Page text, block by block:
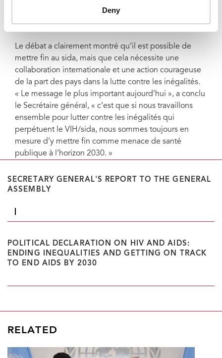
Deny
discriminatoires qui empêchent certaines personnes
Le débat a clairement montré qu’il est possible de
mettre fin au sida, mais que cela nécessite une
collaboration internationale et une action courageuse
de la part des pays dans la lutte contre les inégalités.
« Le message le plus important aujourd’hui », a conclu
le Secrétaire général, « c’est que si nous travaillons
ensemble pour lutter contre les inégalités qui
perpétuent le VIH/sida, nous sommes toujours en
mesure d’y mettre fin comme menace de santé
publique à l’horizon 2030. »
SECRETARY GENERAL'S REPORT TO THE GENERAL
ASSEMBLY
POLITICAL DECLARATION ON HIV AND AIDS:
ENDING INEQUALITIES AND GETTING ON TRACK
TO END AIDS BY 2030
RELATED